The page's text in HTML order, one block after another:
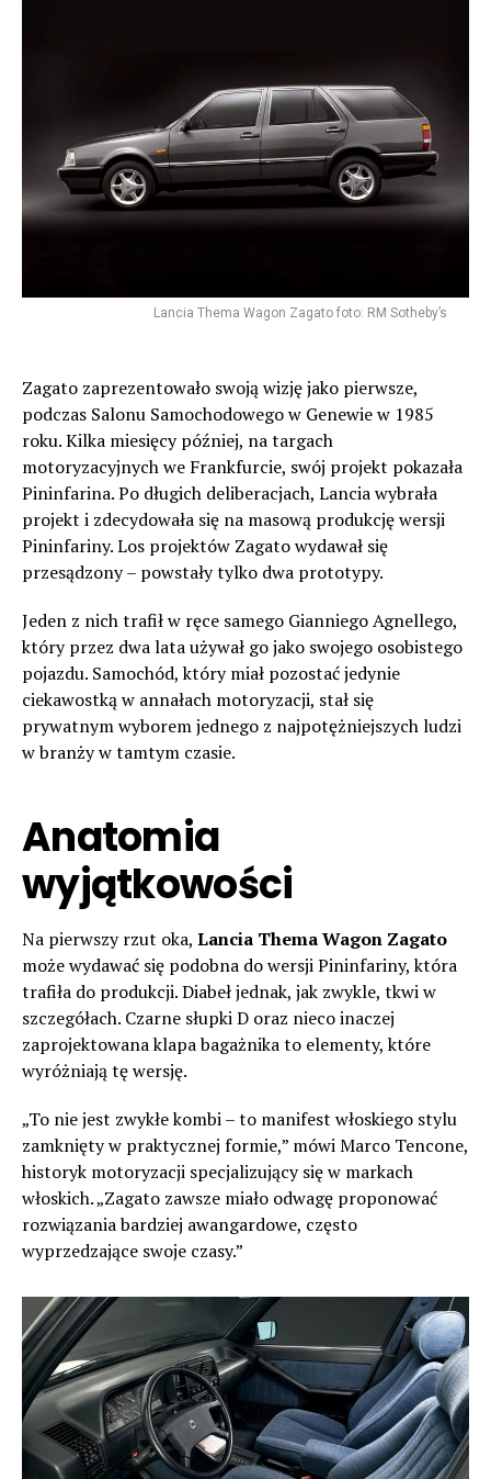
Lancia Thema Wagon Zagato foto: RM Sotheby’s
Zagato zaprezentowało swoją wizję jako pierwsze,
podczas Salonu Samochodowego w Genewie w 1985
roku. Kilka miesięcy później, na targach
motoryzacyjnych we Frankfurcie, swój projekt pokazała
Pininfarina. Po długich deliberacjach, Lancia wybrała
projekt i zdecydowała się na masową produkcję wersji
Pininfariny. Los projektów Zagato wydawał się
przesądzony – powstały tylko dwa prototypy.
Jeden z nich trafił w ręce samego Gianniego Agnellego,
który przez dwa lata używał go jako swojego osobistego
pojazdu. Samochód, który miał pozostać jedynie
ciekawostką w annałach motoryzacji, stał się
prywatnym wyborem jednego z najpotężniejszych ludzi
w branży w tamtym czasie.
Anatomia
wyjątkowości
Na pierwszy rzut oka, Lancia Thema Wagon Zagato
może wydawać się podobna do wersji Pininfariny, która
trafiła do produkcji. Diabeł jednak, jak zwykle, tkwi w
szczegółach. Czarne słupki D oraz nieco inaczej
zaprojektowana klapa bagażnika to elementy, które
wyróżniają tę wersję.
„To nie jest zwykłe kombi – to manifest włoskiego stylu
zamknięty w praktycznej formie,” mówi Marco Tencone,
historyk motoryzacji specjalizujący się w markach
włoskich. „Zagato zawsze miało odwagę proponować
rozwiązania bardziej awangardowe, często
wyprzedzające swoje czasy.”